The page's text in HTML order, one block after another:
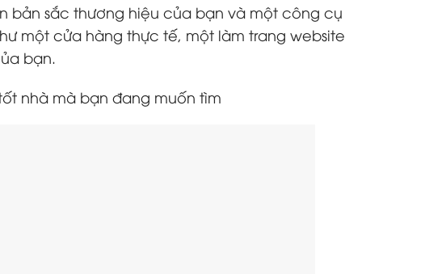
bản sắc thương hiệu của bạn và một công cụ
một cửa hàng thực tế, một làm trang website
bạn.
nhà mà bạn đang muốn tìm